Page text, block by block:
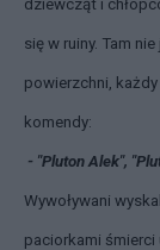
dziewcząt i
się w ruiny. Tam
powierzchni, każdy
komendy:
- "Pluton Alek",
Wywoływani
paciorkami śmierci